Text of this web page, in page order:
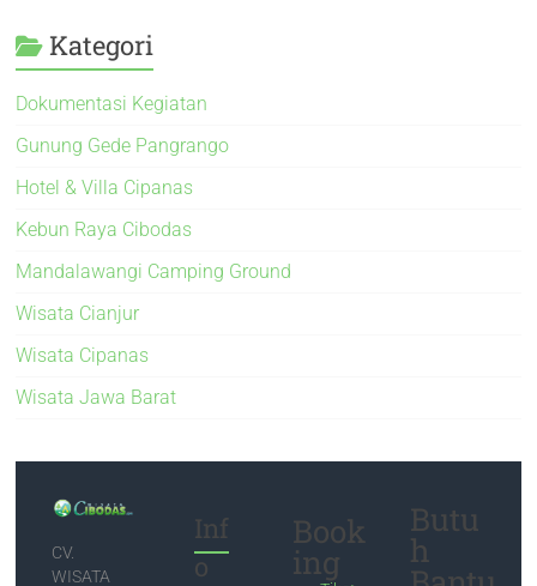
Kategori
Dokumentasi Kegiatan
Gunung Gede Pangrango
Hotel & Villa Cipanas
Kebun Raya Cibodas
Mandalawangi Camping Ground
Wisata Cianjur
Wisata Cipanas
Wisata Jawa Barat
CV.
WISATA
Inf
o
Book
ing
Butu
h